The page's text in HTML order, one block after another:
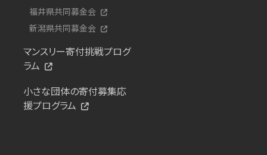
福井県共同募金会
新潟県共同募金会
マンスリー寄付挑戦プログ
ラム
小さな団体の寄付募集応
援プログラム